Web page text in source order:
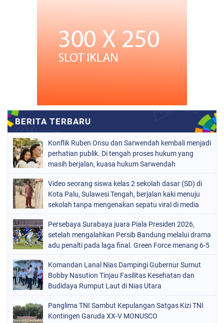
Konflik Ruben Onsu dan Sarwendah kembali menjadi
perhatian publik. Di tengah proses hukum yang
masih berjalan, kuasa hukum Sarwendah
Video seorang siswa kelas 2 sekolah dasar (SD) di
Kota Palu, Sulawesi Tengah, berjalan kaki menuju
sekolah tanpa mengenakan sepatu viral di media
Persebaya Surabaya juara Piala Presiden 2026,
setelah mengalahkan Persib Bandung melalui drama
adu penalti pada laga final. Green Force menang 6-5
menit
Komandan Lanal Nias Dampingi Gubernur Sumut
Bobby Nasution Tinjau Fasilitas Kesehatan dan
Budidaya Rumput Laut di Nias Utara
Panglima TNI Sambut Kepulangan Satgas Kizi TNI
Kontingen Garuda XX-V MONUSCO